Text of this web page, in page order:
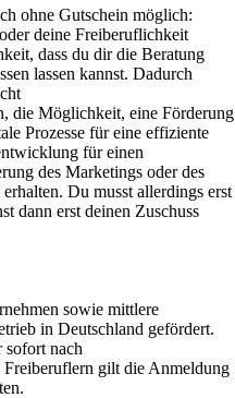
ohne Gutschein möglich:
deine Freiberuflichkeit
dass du dir die Beratung
lassen kannst. Dadurch
die Möglichkeit, eine Förderung
Prozesse für eine effiziente
für einen
des Marketings oder des
Du musst allerdings erst
dann erst deinen Zuschuss
sowie mittlere
in Deutschland gefördert.
sofort nach
gilt die Anmeldung